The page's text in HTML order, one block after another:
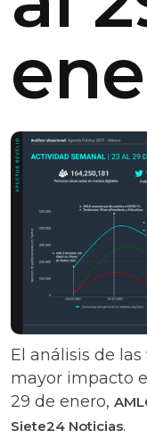
El análisis de las
mayor impacto
29 de enero,
Siete24 Noticias.